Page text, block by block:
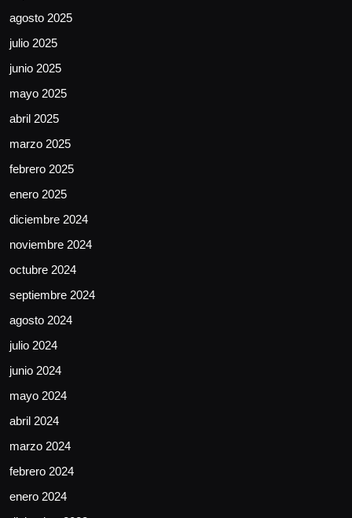
agosto 2025
julio 2025
junio 2025
mayo 2025
abril 2025
marzo 2025
febrero 2025
enero 2025
diciembre 2024
noviembre 2024
octubre 2024
septiembre 2024
agosto 2024
julio 2024
junio 2024
mayo 2024
abril 2024
marzo 2024
febrero 2024
enero 2024